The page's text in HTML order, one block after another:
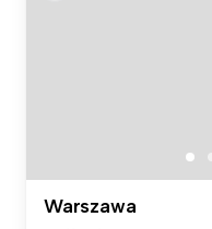
Warszawa